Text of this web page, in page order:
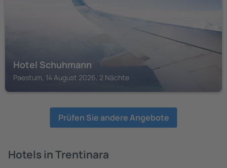
Hotel Schuhmann
Paestum, 14 August 2026, 2 Nächte
Prüfen Sie andere Angebote
Hotels in Trentinara